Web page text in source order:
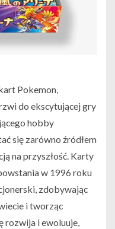
Pokemon,
do ekscytującej gry
hobby
się zarówno źródłem
na przyszłość. Karty
w 1996 roku
zdobywając
i tworząc
rozwija i ewoluuje,